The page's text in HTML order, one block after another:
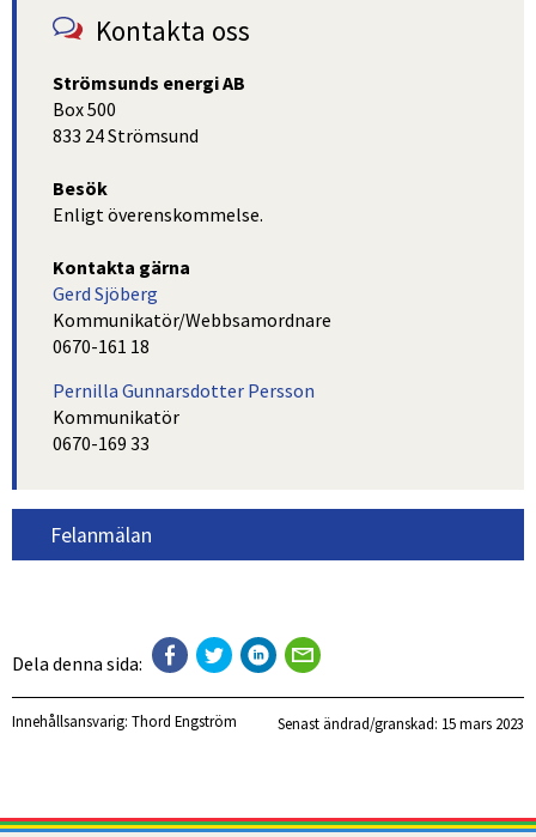
Kontakta oss
Strömsunds energi AB
Box 500
833 24 Strömsund
Besök
Enligt överenskommelse.
Kontakta gärna
Gerd Sjöberg
Kommunikatör/Webbsamordnare
0670-161 18
Pernilla Gunnarsdotter Persson
Kommunikatör
0670-169 33
Felanmälan
Dela denna sida:
Innehållsansvarig: Thord Engström Senast ändrad/granskad: 15 mars 2023